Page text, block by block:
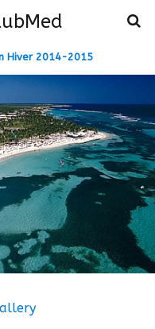
Hiver 2014-2015